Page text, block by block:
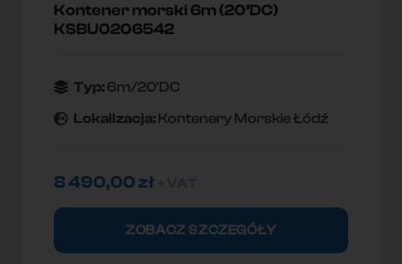
Kontener morski 6m (20’DC)
KSBU0206542
Typ: 6m/20'DC
Lokallzacja: Kontenery Morskie Łódź
8 490,00zł
ZOBACZ SZCZEGÓŁY